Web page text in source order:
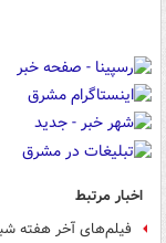
اخبار مرتبط
فیلم‌های آخر هفته